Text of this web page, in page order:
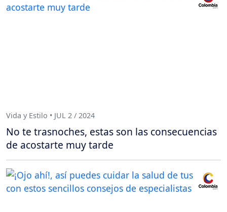
Vida y Estilo • JUL 2 / 2024
No te trasnoches, estas son las consecuencias
de acostarte muy tarde